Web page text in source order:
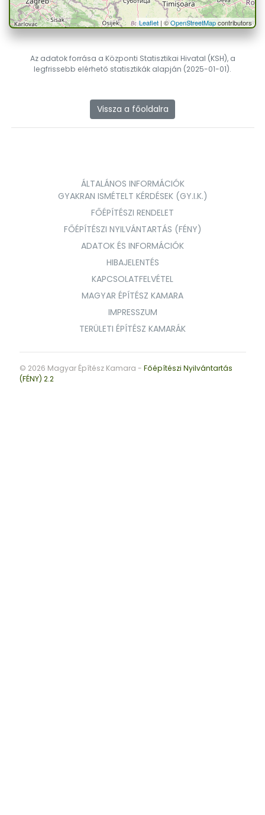
Leaflet| ©OpenStreetMapcontributors
Az adatok forrása a Központi Statisztikai Hivatal (KSH), a
legfrissebb elérhető statisztikák alapján (2025-01-01).
Vissza a főoldalra
ÁLTALÁNOS INFORMÁCIÓK
GYAKRAN ISMÉTELT KÉRDÉSEK (GY.I.K.)
FŐÉPÍTÉSZI RENDELET
FŐÉPÍTÉSZI NYILVÁNTARTÁS (FÉNY)
ADATOK ÉS INFORMÁCIÓK
HIBAJELENTÉS
KAPCSOLATFELVÉTEL
MAGYAR ÉPÍTÉSZ KAMARA
IMPRESSZUM
TERÜLETI ÉPÍTÉSZ KAMARÁK
© 2026 Magyar Építész Kamara - Főépítészi Nyilvántartás
(FÉNY) 2.2